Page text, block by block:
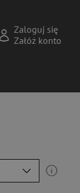
Zaloguj się
Załóż konto